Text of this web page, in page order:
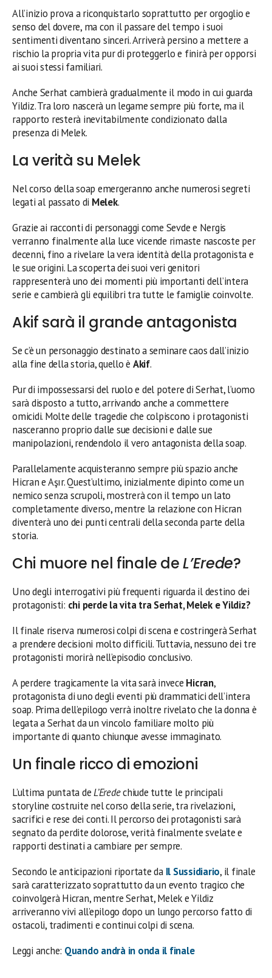
All’inizio prova a riconquistarlo soprattutto per orgoglio e
senso del dovere, ma con il passare del tempo i suoi
sentimenti diventano sinceri. Arriverà persino a mettere a
rischio la propria vita pur di proteggerlo e finirà per opporsi
ai suoi stessi familiari.
Anche Serhat cambierà gradualmente il modo in cui guarda
Yildiz. Tra loro nascerà un legame sempre più forte, ma il
rapporto resterà inevitabilmente condizionato dalla
presenza di Melek.
La verità su Melek
Nel corso della soap emergeranno anche numerosi segreti
legati al passato di Melek.
Grazie ai racconti di personaggi come Sevde e Nergis
verranno finalmente alla luce vicende rimaste nascoste per
decenni, fino a rivelare la vera identità della protagonista e
le sue origini. La scoperta dei suoi veri genitori
rappresenterà uno dei momenti più importanti dell’intera
serie e cambierà gli equilibri tra tutte le famiglie coinvolte.
Akif sarà il grande antagonista
Se c’è un personaggio destinato a seminare caos dall’inizio
alla fine della storia, quello è Akif.
Pur di impossessarsi del ruolo e del potere di Serhat, l’uomo
sarà disposto a tutto, arrivando anche a commettere
omicidi. Molte delle tragedie che colpiscono i protagonisti
nasceranno proprio dalle sue decisioni e dalle sue
manipolazioni, rendendolo il vero antagonista della soap.
Parallelamente acquisteranno sempre più spazio anche
Hicran e Aşır. Quest’ultimo, inizialmente dipinto come un
nemico senza scrupoli, mostrerà con il tempo un lato
completamente diverso, mentre la relazione con Hicran
diventerà uno dei punti centrali della seconda parte della
storia.
Chi muore nel finale deL’Erede?
Uno degli interrogativi più frequenti riguarda il destino dei
protagonisti: chi perde la vita tra Serhat, Melek e Yildiz?
Il finale riserva numerosi colpi di scena e costringerà Serhat
a prendere decisioni molto difficili. Tuttavia, nessuno dei tre
protagonisti morirà nell’episodio conclusivo.
A perdere tragicamente la vita sarà invece Hicran,
protagonista di uno degli eventi più drammatici dell’intera
soap. Prima dell’epilogo verrà inoltre rivelato che la donna è
legata a Serhat da un vincolo familiare molto più
importante di quanto chiunque avesse immaginato.
Un finale ricco di emozioni
L’ultima puntata deL’Eredechiude tutte le principali
storyline costruite nel corso della serie, tra rivelazioni,
sacrifici e rese dei conti. Il percorso dei protagonisti sarà
segnato da perdite dolorose, verità finalmente svelate e
rapporti destinati a cambiare per sempre.
Secondo le anticipazioni riportate da Il Sussidiario, il finale
sarà caratterizzato soprattutto da un evento tragico che
coinvolgerà Hicran, mentre Serhat, Melek e Yildiz
arriveranno vivi all’epilogo dopo un lungo percorso fatto di
ostacoli, tradimenti e continui colpi di scena.
Leggi anche: Quando andrà in onda il finale